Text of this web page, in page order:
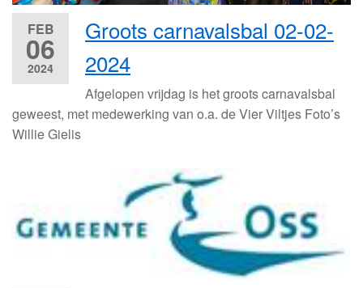
FEB
06
2024
Groots carnavalsbal 02-02-
2024
Afgelopen vrijdag is het groots carnavalsbal
geweest, met medewerking van o.a. de Vier Viltjes Foto’s
Willie Gielis